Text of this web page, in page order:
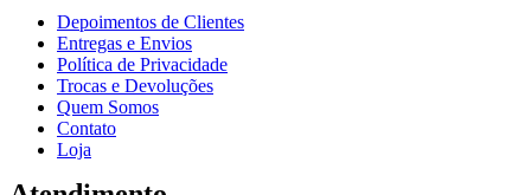
Depoimentos de Clientes
Entregas e Envios
Política de Privacidade
Trocas e Devoluções
Quem Somos
Contato
Loja